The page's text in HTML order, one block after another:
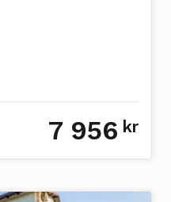
7 956 kr